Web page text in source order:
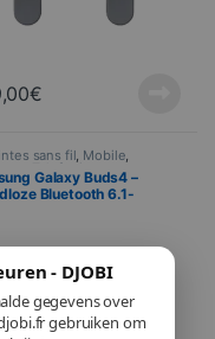
- DJOBI
gegevens over
gebruiken om
€
sans fil, Mobile,
Telefonie
Galaxy Buds4 –
Bluetooth 6.1-
– Galaxy AI – Zwart